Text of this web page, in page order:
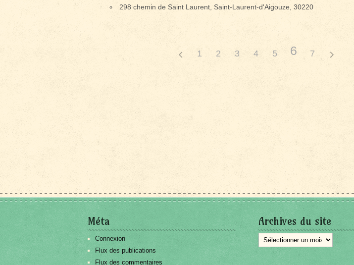
298 chemin de Saint Laurent, Saint-Laurent-d'Aigouze, 30220
1 2 3 4 5 6 7
Méta
Connexion
Flux des publications
Flux des commentaires
Archives du site
Archives
du